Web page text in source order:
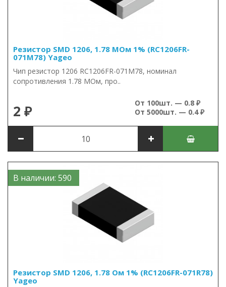
Резистор SMD 1206, 1.78 МОм 1% (RC1206FR-
071M78) Yageo
Чип резистор 1206 RC1206FR-071M78, номинал
сопротивления 1.78 МОм, про..
2 ₽
От 100шт. — 0.8 ₽
От 5000шт. — 0.4 ₽
В наличии: 590
Резистор SMD 1206, 1.78 Ом 1% (RC1206FR-071R78)
Yageo